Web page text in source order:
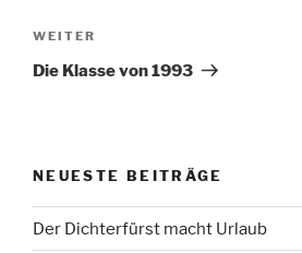
Nächster
Beitrag
WEITER
Die Klasse von 1993
NEUESTE BEITRÄGE
Der Dichterfürst macht Urlaub